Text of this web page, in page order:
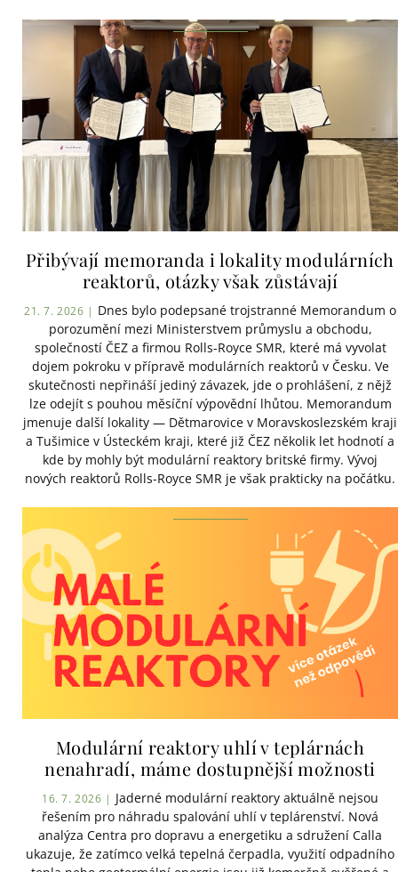
Přibývají memoranda i lokality modulárních
reaktorů, otázky však zůstávají
21. 7. 2026 | Dnes bylo podepsané trojstranné Memorandum o
porozumění mezi Ministerstvem průmyslu a obchodu,
společností ČEZ a firmou Rolls-Royce SMR, které má vyvolat
dojem pokroku v přípravě modulárních reaktorů v Česku. Ve
skutečnosti nepřináší jediný závazek, jde o prohlášení, z nějž
lze odejít s pouhou měsíční výpovědní lhůtou. Memorandum
jmenuje další lokality — Dětmarovice v Moravskoslezském kraji
a Tušimice v Ústeckém kraji, které již ČEZ několik let hodnotí a
kde by mohly být modulární reaktory britské firmy. Vývoj
nových reaktorů Rolls-Royce SMR je však prakticky na počátku.
Modulární reaktory uhlí v teplárnách
nenahradí, máme dostupnější možnosti
16. 7. 2026 | Jaderné modulární reaktory aktuálně nejsou
řešením pro náhradu spalování uhlí v teplárenství. Nová
analýza Centra pro dopravu a energetiku a sdružení Calla
ukazuje, že zatímco velká tepelná čerpadla, využití odpadního